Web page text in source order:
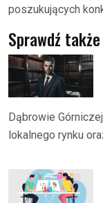
poszukujących
Sprawdź także
Dąbrowie
lokalnego rynku